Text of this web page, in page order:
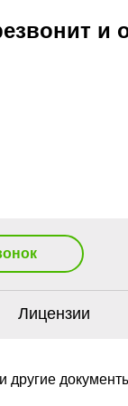
и
Лицензии
другие